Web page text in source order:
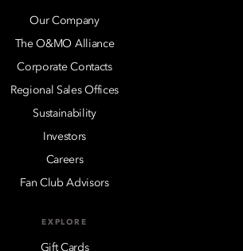
Our Company
The O&MO Alliance
Corporate Contacts
Regional Sales Offices
Sustainability
Investors
Careers
Fan Club Advisors
EXPLORE
Gift Cards